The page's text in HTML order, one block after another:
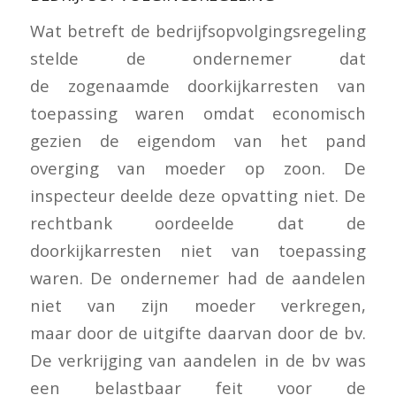
Wat betreft de bedrijfsopvolgingsregeling
stelde de ondernemer dat
de zogenaamde doorkijkarresten van
toepassing waren omdat economisch
gezien de eigendom van het pand
overging van moeder op zoon. De
inspecteur deelde deze opvatting niet. De
rechtbank oordeelde dat de
doorkijkarresten niet van toepassing
waren. De ondernemer had de aandelen
niet van zijn moeder verkregen,
maar door de uitgifte daarvan door de bv.
De verkrijging van aandelen in de bv was
een belastbaar feit voor de